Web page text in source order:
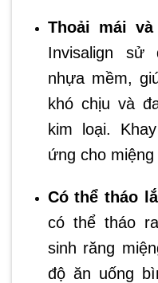
Thoải mái
Invisalign sử
nhựa mềm,
khó chịu và
kim loại.
ứng cho
Có thể tháo
có thể tháo
sinh răng
độ ăn uống